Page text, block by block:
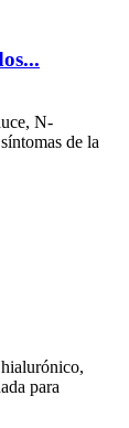
N-
de la
para